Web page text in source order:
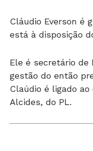
Cláudio Everson é
está à disposição
Ele é secretário de
gestão do então
Claúdio é ligado
Alcides, do PL.